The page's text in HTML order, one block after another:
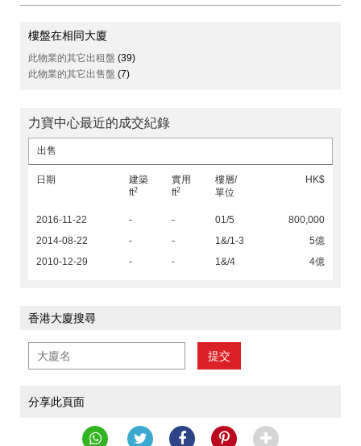
樓盤在相同大廈
此物業的其它出租盤 (39)
此物業的其它出售盤 (7)
力寶中心最近的成交紀錄
出售
日期
建築
ft2
實用
ft2
樓層/
單位
HK$
2016-11-22 - - 01/5
800,000
2014-08-22
- - 1&/1-3
5億
2010-12-29
- - 1&/4 4億
香港大廈搜尋
提交
分享此頁面